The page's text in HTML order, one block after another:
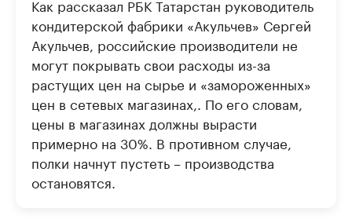
Как рассказал РБК Татарстан руководитель
кондитерской фабрики «Акульчев» Сергей
Акульчев, российские производители не
могут покрывать свои расходы из-за
растущих цен на сырье и «замороженных»
цен в сетевых магазинах,. По его словам,
цены в магазинах должны вырасти
примерно на 30%. В противном случае,
полки начнут пустеть – производства
остановятся.